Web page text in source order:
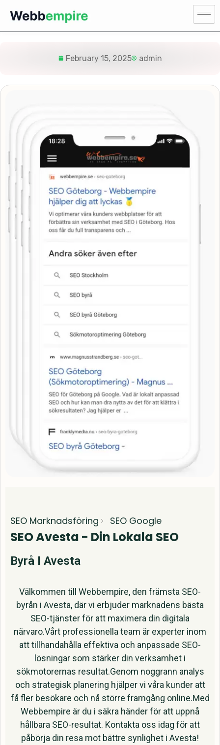
February 15, 2025 admin
SEO Marknadsföring SEO Google
SEO Avesta - Din Lokala SEO
Byrå I Avesta
Välkommen till Webbempire, den främsta SEO-
byrån i Avesta, där vi erbjuder marknadens bästa
SEO-tjänster för att maximera din digitala
närvaro.Vårt professionella team är experter inom
att tillhandahålla effektiva och anpassade SEO-
lösningar som stärker din verksamhet i
sökmotorernas resultat.Genom noggrann analys
och strategisk planering hjälper vi våra kunder att
få fler besökare och nå större framgång online.Med
Webbempire är du i säkra händer för att uppnå
hållbara SEO-resultat. Kontakta oss idag för att
påbörja din resa mot bättre synlighet i Avesta!